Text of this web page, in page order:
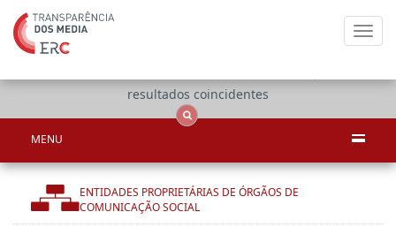
resultados coincidentes
MENU
ENTIDADES PROPRIETÁRIAS DE ÓRGÃOS DE
COMUNICAÇÃO SOCIAL